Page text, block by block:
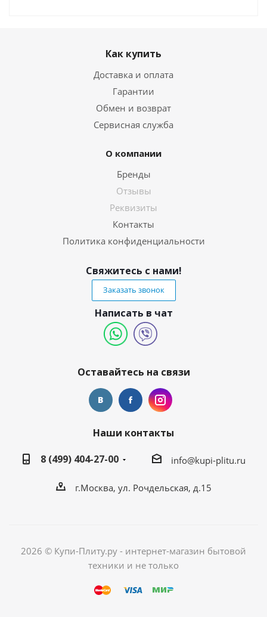
Как купить
Доставка и оплата
Гарантии
Обмен и возврат
Сервисная служба
О компании
Бренды
Отзывы
Реквизиты
Контакты
Политика конфиденциальности
Свяжитесь с нами!
Заказать звонок
Написать в чат
Оставайтесь на связи
Наши контакты
8 (499) 404-27-00
info@kupi-plitu.ru
г.Москва, ул. Рочдельская, д.15
2026 © Купи-Плиту.ру - интернет-магазин бытовой
техники и не только